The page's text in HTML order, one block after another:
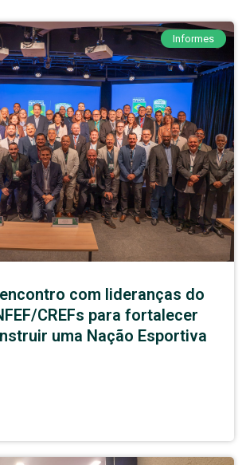
Informes
com lideranças do
CREFs para fortalecer
uma Nação Esportiva